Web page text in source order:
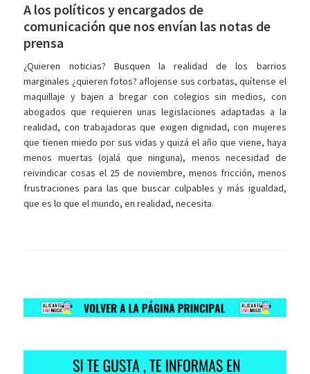
A los políticos y encargados de
comunicación que nos envían las notas de
prensa
¿Quieren noticias? Busquen la realidad de los barrios
marginales ¿quieren fotos? aflojense sus corbatas, quítense el
maquillaje y bajen a bregar con colegios sin medios, con
abogados que requieren unas legislaciones adaptadas a la
realidad, con trabajadoras que exigen dignidad, con mujeres
que tienen miedo por sus vidas y quizá el año que viene, haya
menos muertas (ojalá que ninguna), menos necesidad de
reivindicar cosas el 25 de noviembre, menos fricción, menos
frustraciones para las que buscar culpables y más igualdad,
que es lo que el mundo, en realidad, necesita.